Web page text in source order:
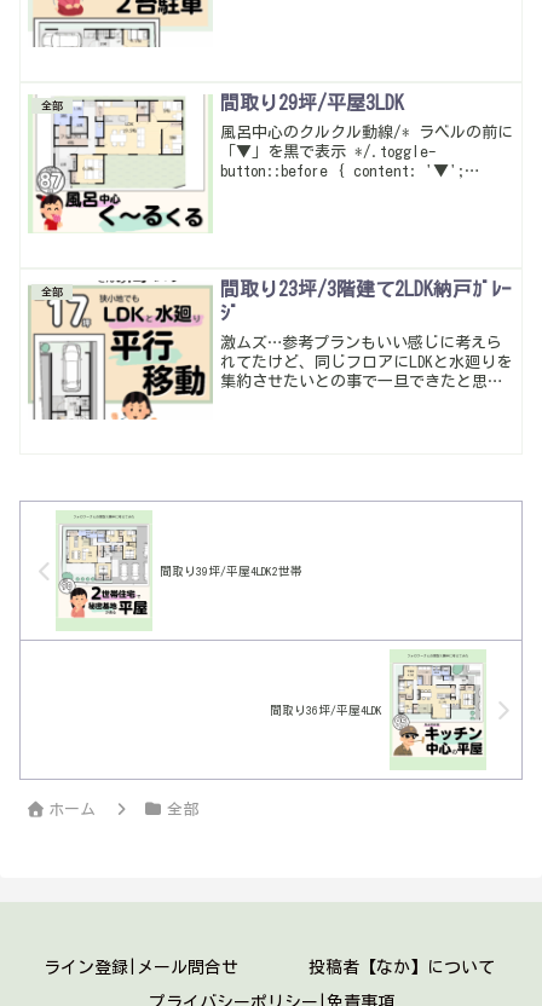
全部 間取り29坪/平屋3LDK
風呂中心のクルクル動線/* ラベルの前に
「▼」を黒で表示 */.toggle-
button::before { content: '▼';
全部
間取り23坪/3階建て2LDK納戸ｶﾞﾚｰ
ｼﾞ
激ムズ…参考プランもいい感じに考えら
れてたけど、同じフロアにLDKと水廻りを
集約させたいとの事で一旦できたと思っ
ど換気計画はしっかりしておいた方がい
間取り39坪/平屋4LDK2世帯
間取り36坪/平屋4LDK
ホーム 全部
ライン登録|メール問合せ 投稿者【なか】について
プライバシーポリシー|免責事項